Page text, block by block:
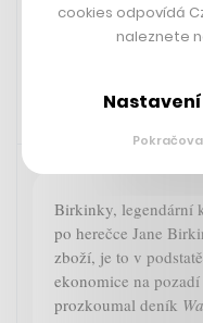
JIŘÍ BLATNÝ
23. 6. 2024 13:38
Birkinky, legendární
po herečce Jane
zboží, je to v
ekonomice na
prozkoumal deník
cookies odpovídá
naleznete
Nastavení